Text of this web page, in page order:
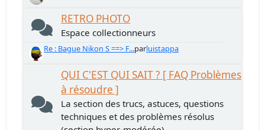
RETRO PHOTO
Espace collectionneurs
Re : Bague Nikon S ==> F...parluistappa
QUI C'EST QUI SAIT ? [ FAQ Problèmes
à résoudre ]
La section des trucs, astuces, questions
techniques et des problèmes résolus